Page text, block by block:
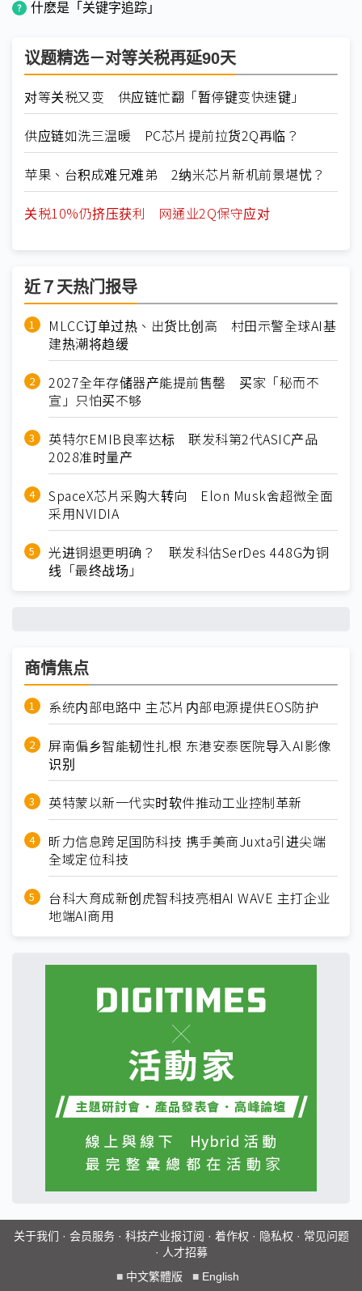
什麽是「关键字追踪」
议题精选－对等关税再延90天
对等关税又变 供应链忙翻「暂停键变快速键」
供应链如洗三温暖 PC芯片提前拉货2Q再临？
苹果、台积成难兄难弟 2纳米芯片新机前景堪忧？
关税10%仍挤压获利 网通业2Q保守应对
近７天热门报导
MLCC订单过热、出货比创高 村田示警全球AI基
建热潮将趋缓
2027全年存储器产能提前售罄 买家「秘而不
宣」只怕买不够
英特尔EMIB良率达标 联发科第2代ASIC产品
2028准时量产
SpaceX芯片采购大转向 Elon Musk舍超微全面
采用NVIDIA
光进铜退更明确？ 联发科估SerDes 448G为铜
线「最终战场」
商情焦点
系统内部电路中 主芯片内部电源提供EOS防护
屏南偏乡智能韧性扎根 东港安泰医院导入AI影像
识别
英特蒙以新一代实时软件推动工业控制革新
昕力信息跨足国防科技 携手美商Juxta引进尖端
全域定位科技
台科大育成新创虎智科技亮相AI WAVE 主打企业
地端AI商用
关于我们 · 会员服务· 科技产业报订阅 · 着作权 · 隐私权 · 常见问题
· 人才招募
■ 中文繁體版 ■ English